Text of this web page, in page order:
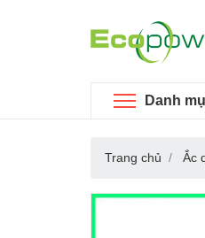
Danh
Trang chủ Ắc